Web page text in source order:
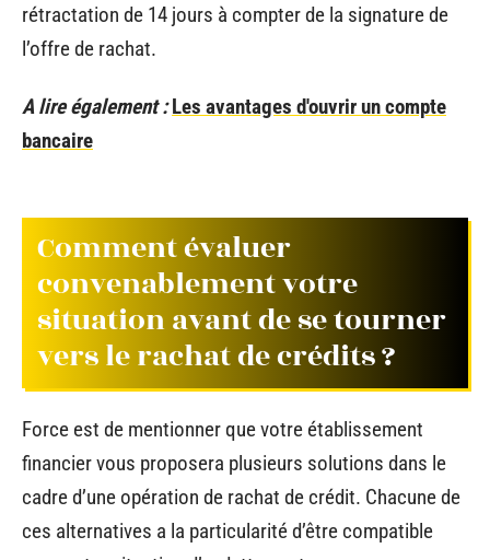
rétractation de 14 jours à compter de la signature de
l’offre de rachat.
A lire également : Les avantages d'ouvrir un compte
bancaire
Comment évaluer
convenablement votre
situation avant de se tourner
vers le rachat de crédits ?
Force est de mentionner que votre établissement
financier vous proposera plusieurs solutions dans le
cadre d’une opération de rachat de crédit. Chacune de
ces alternatives a la particularité d’être compatible